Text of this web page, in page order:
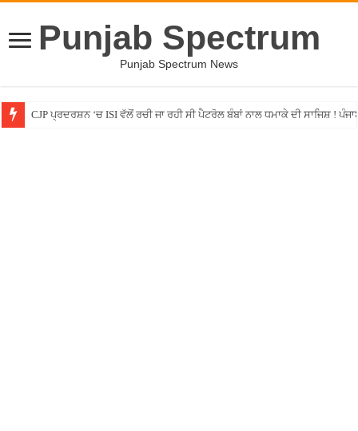
Punjab Spectrum
Punjab Spectrum News
CJP ਪ੍ਰਦਰਸ਼ਨ ‘ਚ ISI ਵੱਲੋਂ ਰਚੀ ਜਾ ਰਹੀ ਸੀ ਪੈਟਰੋਲ ਬੰਬਾਂ ਨਾਲ ਧਮਾਕੇ ਦੀ ਸਾਜਿਸ਼ !